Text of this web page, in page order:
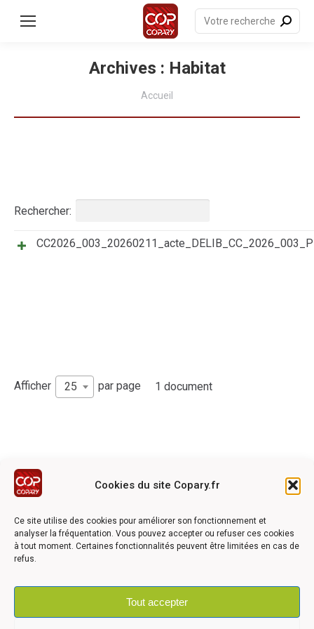
Cookies du site Copary.fr
Ce site utilise des cookies pour améliorer son fonctionnement et
analyser la fréquentation. Vous pouvez accepter ou refuser ces cookies
à tout moment. Certaines fonctionnalités peuvent être limitées en cas de
refus.
Tout accepter
principal
Recherche
:
Archives : Habitat
Accueil
Rechercher:
Titre Résumé Date Catégories
Afficher 25 par page 1 document
Ce site a été réalisé avec le soutien financier de l'Union
Pays Barrois